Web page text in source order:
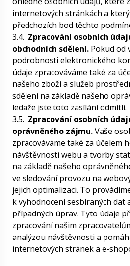
internetových stránkách a
předchozích bod těchto
3.4. Zpracování osobních
obchodních sdělení. Pokud od
podrobnosti elektronického
údaje zpracováváme také za
našeho zboží a služeb
sdělení na základě našeho
ledaže jste toto zasílání odmítli.
3.5. Zpracování osobních
oprávněného zájmu.Vaše
zpracováváme také za účelem
návštěvnosti webu a tvorby
na základě našeho
ve sledování provozu na
jejich optimalizaci. To
k vyhodnocení sesbíraných dat
případných úprav. Tyto údaje
zpracování našim
analýzou návštěvnosti a
internetových stránek a e-